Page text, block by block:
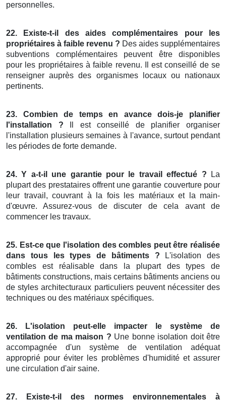
personnelles.
22. Existe-t-il des aides complémentaires pour les
propriétaires à faible revenu ? Des aides supplémentaires
subventions complémentaires peuvent être disponibles
pour les propriétaires à faible revenu. Il est conseillé de se
renseigner auprès des organismes locaux ou nationaux
pertinents.
23. Combien de temps en avance dois-je planifier
l'installation ? Il est conseillé de planifier organiser
l'installation plusieurs semaines à l'avance, surtout pendant
les périodes de forte demande.
24. Y a-t-il une garantie pour le travail effectué ? La
plupart des prestataires offrent une garantie couverture pour
leur travail, couvrant à la fois les matériaux et la main-
d'œuvre. Assurez-vous de discuter de cela avant de
commencer les travaux.
25. Est-ce que l'isolation des combles peut être réalisée
dans tous les types de bâtiments ? L'isolation des
combles est réalisable dans la plupart des types de
bâtiments constructions, mais certains bâtiments anciens ou
de styles architecturaux particuliers peuvent nécessiter des
techniques ou des matériaux spécifiques.
26. L'isolation peut-elle impacter le système de
ventilation de ma maison ? Une bonne isolation doit être
accompagnée d'un système de ventilation adéquat
approprié pour éviter les problèmes d'humidité et assurer
une circulation d'air saine.
27. Existe-t-il des normes environnementales à